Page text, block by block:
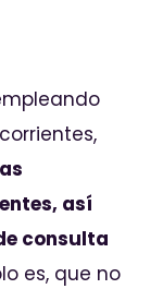
así
consulta
es, que no